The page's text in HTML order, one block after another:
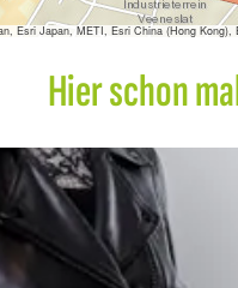
Esri Japan, METI, Esri China (Hong
Hier schon